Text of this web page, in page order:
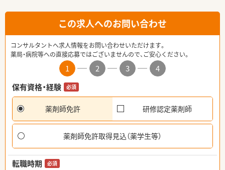
この求人へのお問い合わせ
コンサルタントへ求人情報をお問い合わせいただけます。
薬局・病院等への直接応募ではございませんので、ご安心ください。
1 2 3
4
保有資格・経験
必須
薬剤師免許 研修認定薬剤師
薬剤師免許取得見込（薬学生等）
転職時期 必須